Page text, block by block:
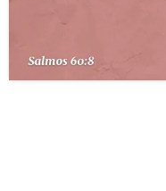
TERMO BÍBLICO